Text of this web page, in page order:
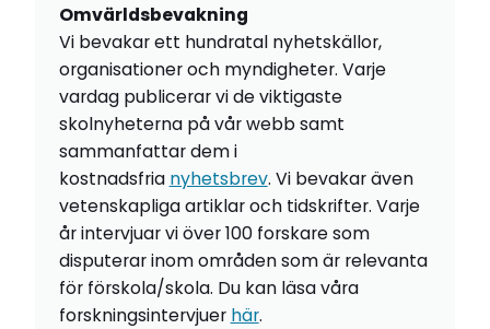
Omvärldsbevakning
Vi bevakar ett hundratal nyhetskällor,
organisationer och myndigheter. Varje
vardag publicerar vi de viktigaste
skolnyheterna på vår webb samt
sammanfattar dem i
kostnadsfria nyhetsbrev. Vi bevakar även
vetenskapliga artiklar och tidskrifter. Varje
år intervjuar vi över 100 forskare som
disputerar inom områden som är relevanta
för förskola/skola. Du kan läsa våra
forskningsintervjuer här.